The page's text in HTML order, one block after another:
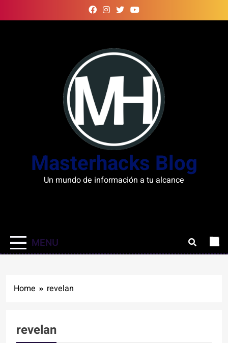
to
Masterhacks Blog
Un mundo de información a tu alcance
MENU
Home revelan
revelan